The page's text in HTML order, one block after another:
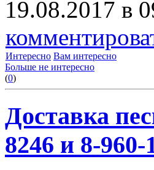
19.08.2017 в
Интересно Вам интересно
Больше не интересно
(0)
Доставка
8246 и 8-960-